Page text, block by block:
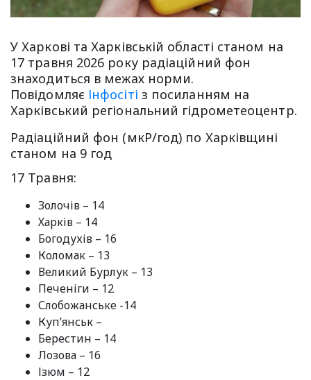
У Харкові та Харківській області станом на
17 травня 2026 року радіаційний фон
знаходиться в межах норми.
Повідомляє Інфосіті з посиланням на
Харківський регіональний гідрометеоцентр.
Радіаційний фон (мкР/год) по Харківщині
станом на 9 год
17 Травня:
Золочів – 14
Харків – 14
Богодухів – 16
Коломак – 13
Великий Бурлук – 13
Печеніги – 12
Слобожанське -14
Куп’янськ –
Берестин – 14
Лозова – 16
Ізюм – 12